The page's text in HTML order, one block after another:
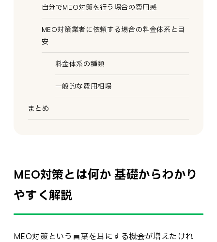
自分でMEO対策を行う場合の費用感
MEO対策業者に依頼する場合の料金体系と目
安
料金体系の種類
一般的な費用相場
まとめ
MEO対策とは何か 基礎からわかり
やすく解説
MEO対策という言葉を耳にする機会が増えたけれ